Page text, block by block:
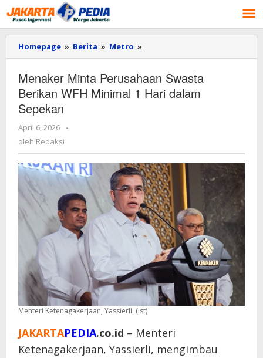
Lewati
ke
konten
Homepage » Berita » Metro »
Minta
Swasta
Berikan
Sepekan
Menaker Minta Perusahaan Swasta
Berikan WFH Minimal 1 Hari dalam
Sepekan
April 6, 2026
oleh
-
oleh Redaksi
Menteri Ketenagakerjaan, Yassierli. (ist)
JAKARTAPEDIA.co.id – Menteri
Ketenagakerjaan, Yassierli, mengimbau